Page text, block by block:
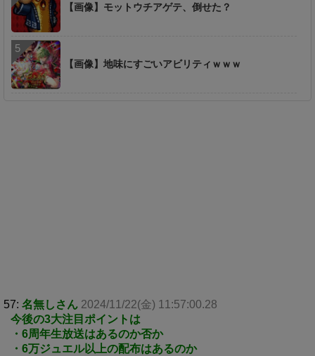
【画像】モットウチアゲテ、倒せた？
【画像】地味にすごいアビリティｗｗｗ
57: 名無しさん 2024/11/22(金) 11:57:00.28
今後の3大注目ポイントは
・6周年生放送はあるのか否か
・6万ジュエル以上の配布はあるのか